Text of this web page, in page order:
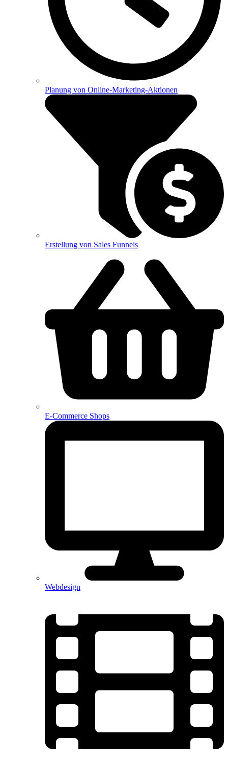
Planung von Online-Marketing-Aktionen
Erstellung von Sales Funnels
E-Commerce Shops
Webdesign